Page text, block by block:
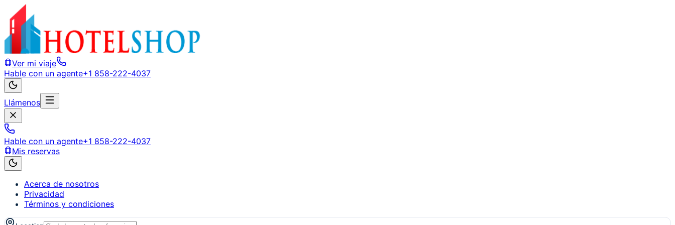
Ver mi viaje
Hable con un agente+1 858-222-4037
Llámenos
Hable con un agente+1 858-222-4037
Mis reservas
Acerca de nosotros
Privacidad
Términos y condiciones